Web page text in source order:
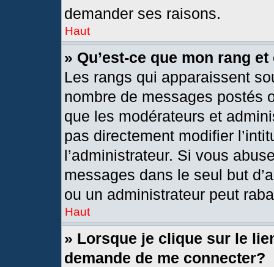
demander ses raisons.
Haut
» Qu’est-ce que mon rang
Les rangs qui apparaissent
nombre de messages postés
que les modérateurs et
pas directement modifier
l’administrateur. Si vous
messages dans le seul but
ou un administrateur peut
Haut
» Lorsque je clique sur le
demande de me connecter?